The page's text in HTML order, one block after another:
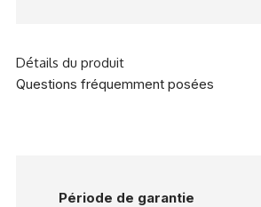
Détails du produit
Questions fréquemment posées
Période de garantie